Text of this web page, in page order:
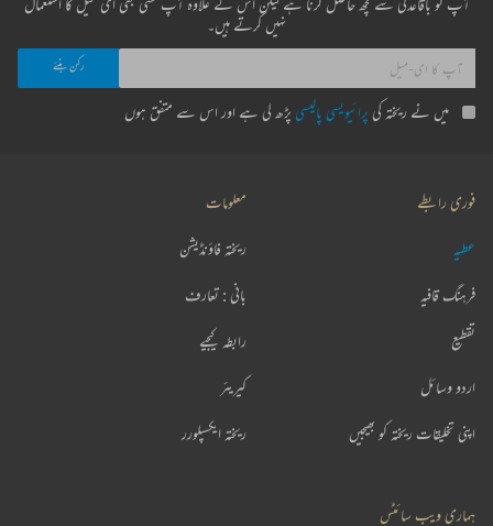
نہیں کرتے ہیں۔
میں نے ریختہ کی پرائیویسی پالیسی پڑھ لی ہے اور اس سے متفق ہوں
فوری رابطے
عطیہ
فرہنگ قافیہ
تقطیع
اردو وسائل
اپنی تخلیقات ریختہ کو بھیجیں
معلومات
ریختہ فاؤنڈیشن
بانی : تعارف
رابطہ کیجیے
کیریئر
ریختہ ایکسپلورر
ہماری ویب سائٹس